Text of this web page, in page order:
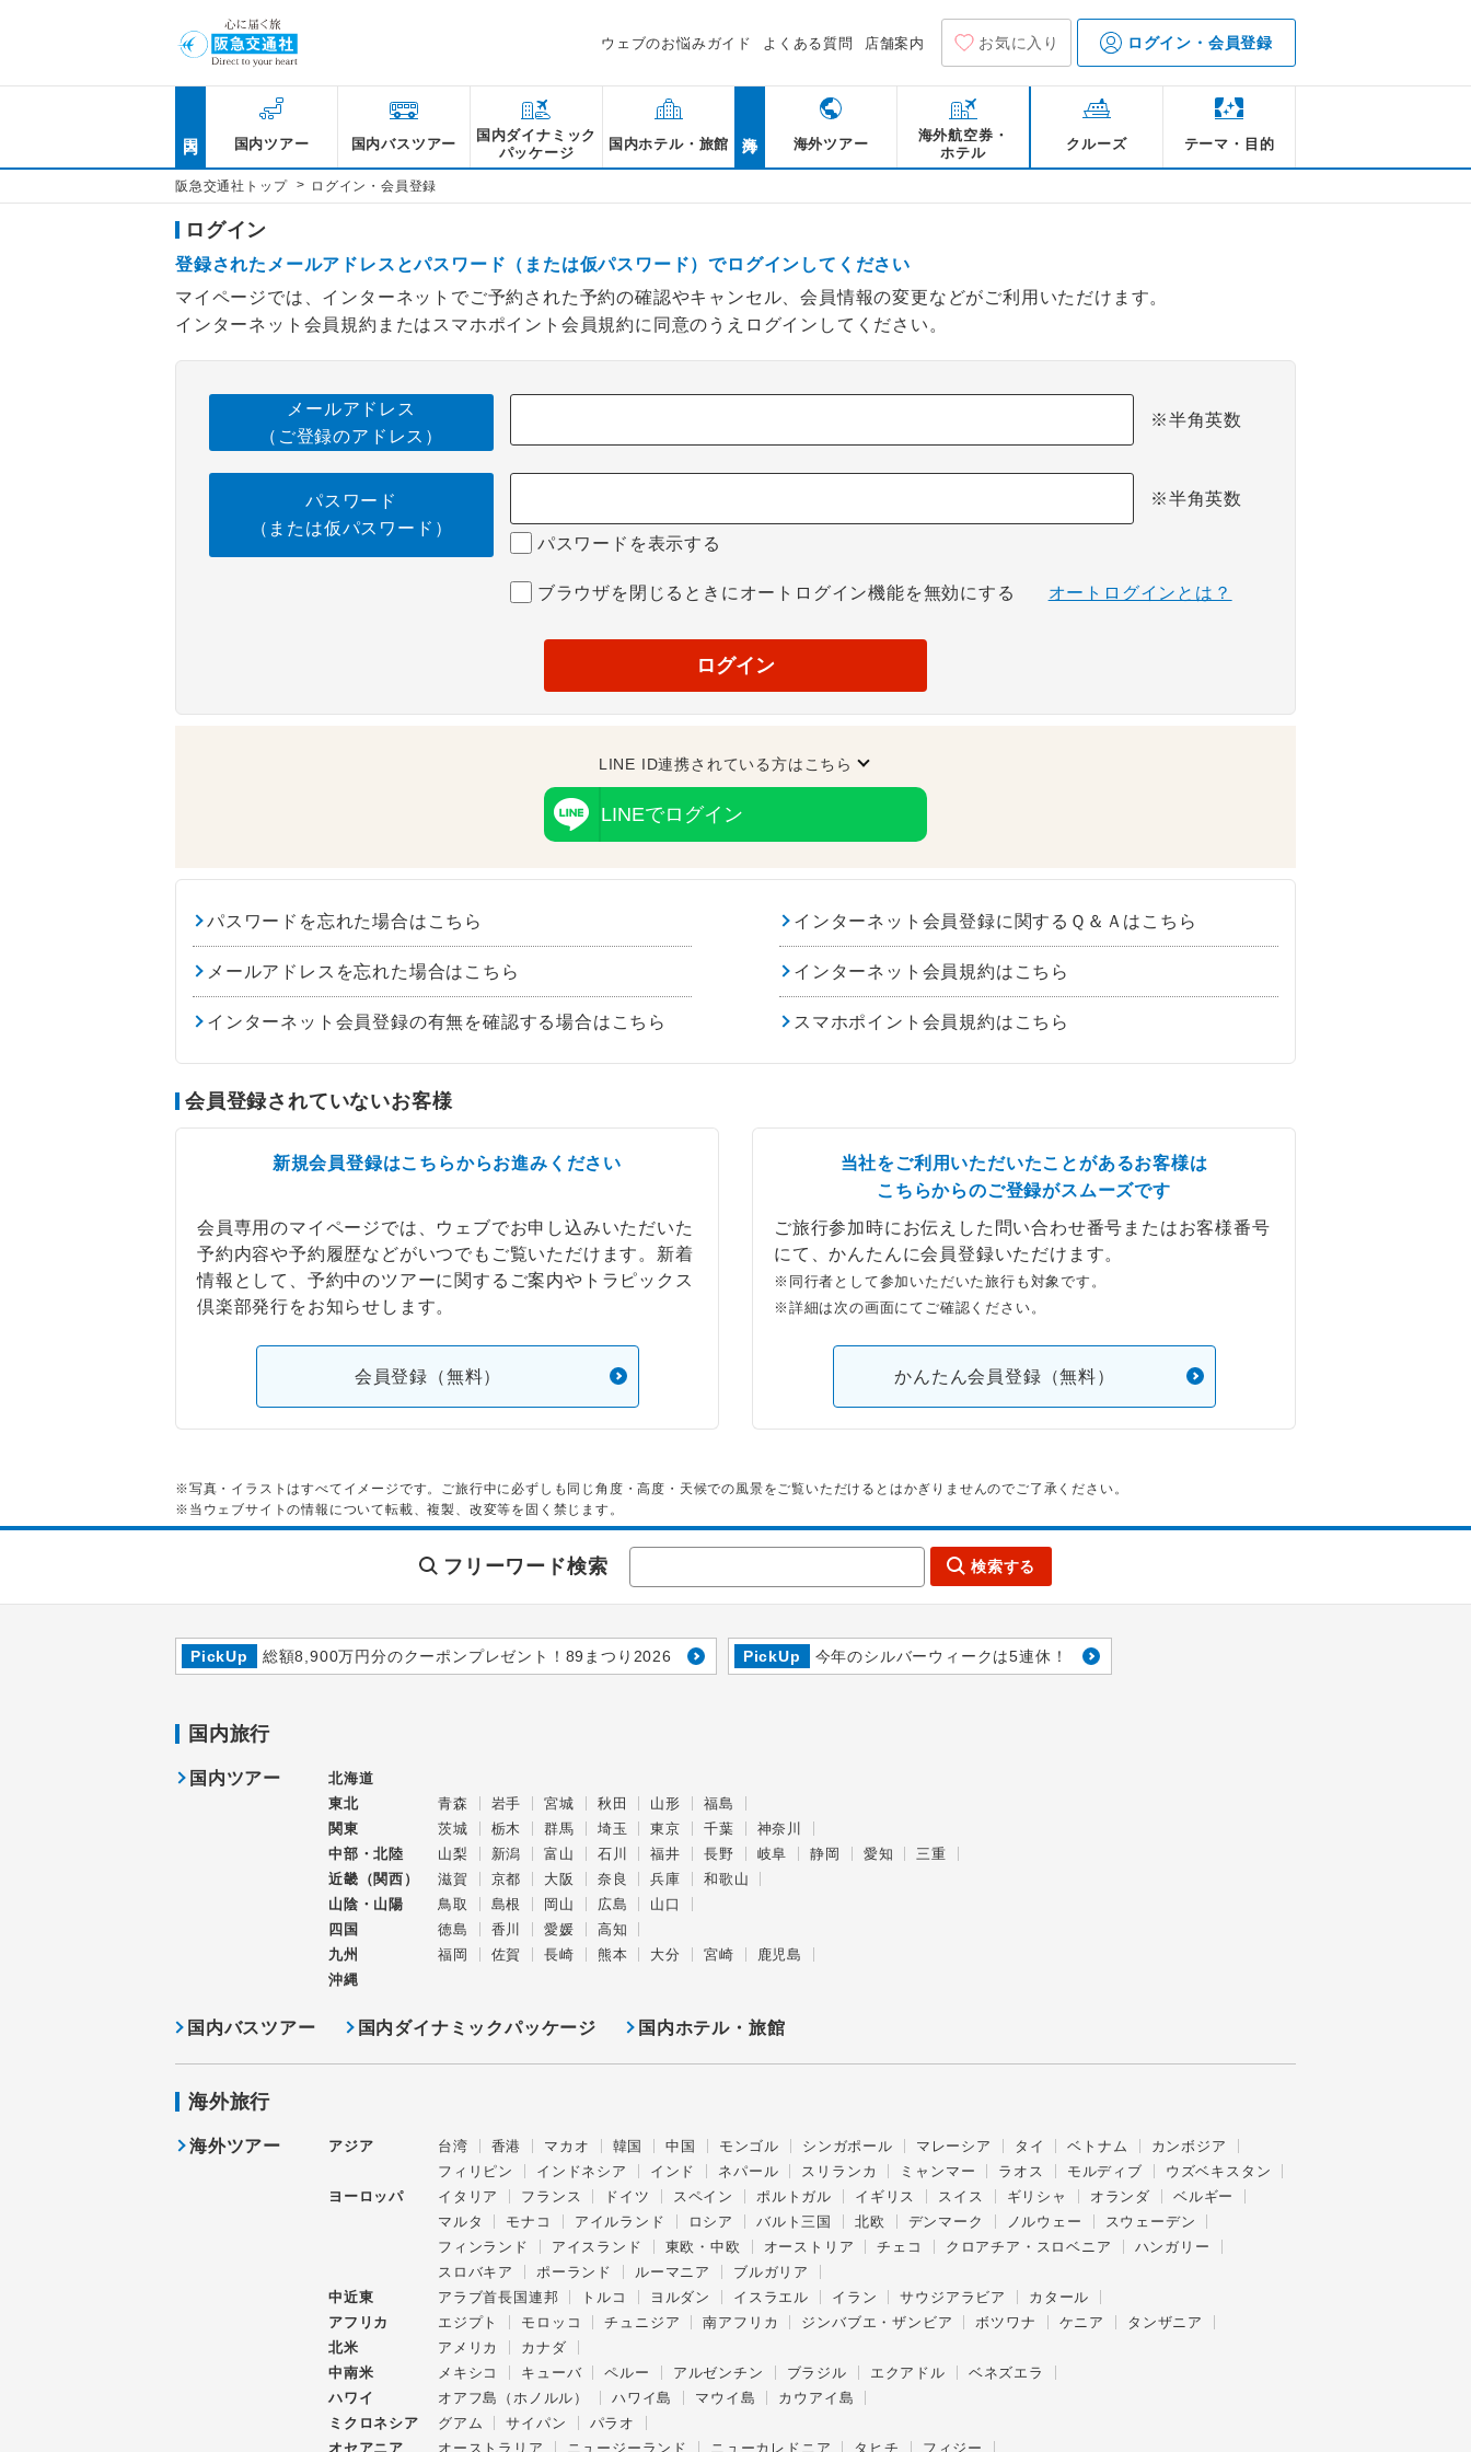
ウェブのお悩みガイド よくある質問 店舗案内 お気に入り ログイン・会員登録
国内ツアー 国内バスツアー
国内ダイナミック
パッケージ
国内ホテル・旅館 海外ツアー
海外航空券・
ホテル
クルーズ テーマ・目的
阪急交通社トップ > ログイン・会員登録
ログイン
登録されたメールアドレスとパスワード（または仮パスワード）でログインしてください
マイページでは、インターネットでご予約された予約の確認やキャンセル、会員情報の変更などがご利用いただけます。
インターネット会員規約またはスマホポイント会員規約に同意のうえログインしてください。
メールアドレス
（ご登録のアドレス）
※半角英数
パスワード
（または仮パスワード）
※半角英数
パスワードを表示する
ブラウザを閉じるときにオートログイン機能を無効にする オートログインとは？
ログイン
LINE ID連携されている方はこちら
LINEでログイン
パスワードを忘れた場合はこちら インターネット会員登録に関するＱ＆Ａはこちら
メールアドレスを忘れた場合はこちら インターネット会員規約はこちら
インターネット会員登録の有無を確認する場合はこちら スマホポイント会員規約はこちら
会員登録されていないお客様
新規会員登録はこちらからお進みください
会員専用のマイページでは、ウェブでお申し込みいただいた
予約内容や予約履歴などがいつでもご覧いただけます。新着
情報として、予約中のツアーに関するご案内やトラピックス
倶楽部発行をお知らせします。
会員登録（無料）
当社をご利用いただいたことがあるお客様は
こちらからのご登録がスムーズです
ご旅行参加時にお伝えした問い合わせ番号またはお客様番号
にて、かんたんに会員登録いただけます。
※同行者として参加いただいた旅行も対象です。
※詳細は次の画面にてご確認ください。
かんたん会員登録（無料）
※写真・イラストはすべてイメージです。ご旅行中に必ずしも同じ角度・高度・天候での風景をご覧いただけるとはかぎりませんのでご了承ください。
※当ウェブサイトの情報について転載、複製、改変等を固く禁じます。
フリーワード検索 検索する
PickUp 総額8,900万円分のクーポンプレゼント！89まつり2026 PickUp 今年のシルバーウィークは5連休！
国内旅行
国内ツアー
北海道
東北
青森 岩手 宮城 秋田 山形
福島
関東
茨城 栃木 群馬 埼玉 東京 千葉
神奈川
中部・北陸
山梨 新潟 富山 石川 福井 長野 岐阜 静岡 愛知
三重
近畿（関西）
滋賀 京都 大阪 奈良 兵庫
和歌山
山陰・山陽
鳥取 島根 岡山 広島
山口
四国
徳島 香川 愛媛
高知
九州
福岡 佐賀 長崎 熊本 大分 宮崎
鹿児島
沖縄
国内バスツアー 国内ダイナミックパッケージ 国内ホテル・旅館
海外旅行
海外ツアー アジア 台湾 香港 マカオ 韓国 中国 モンゴル シンガポール マレーシア タイ ベトナム
カンボジア
フィリピン
インドネシア インド ネパール スリランカ ミャンマー ラオス モルディブ
ウズベキスタン
ヨーロッパ
イタリア フランス ドイツ スペイン ポルトガル イギリス スイス ギリシャ オランダ
ベルギー
マルタ
モナコ アイルランド ロシア バルト三国 北欧 デンマーク ノルウェー
スウェーデン
フィンランド
アイスランド 東欧・中欧 オーストリア チェコ クロアチア・スロベニア
ハンガリー
スロバキア
ポーランド ルーマニア
ブルガリア
中近東
アラブ首長国連邦 トルコ ヨルダン イスラエル イラン サウジアラビア
カタール
アフリカ
エジプト モロッコ チュニジア 南アフリカ ジンバブエ・ザンビア ボツワナ ケニア
タンザニア
北米
アメリカ
カナダ
中南米
メキシコ キューバ ペルー アルゼンチン ブラジル エクアドル
ベネズエラ
ハワイ
オアフ島（ホノルル） ハワイ島 マウイ島
カウアイ島
ミクロネシア
グアム サイパン
パラオ
オセアニア
オーストラリア ニュージーランド ニューカレドニア タヒチ フィジー